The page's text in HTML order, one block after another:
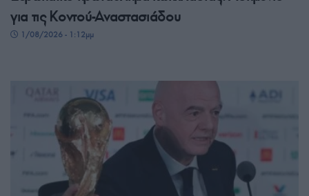
για τις Κοντού-Αναστασιάδου
1/08/2026 - 1:12μμ